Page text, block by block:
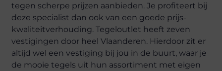
tegen scherpe prijzen aanbieden. Je profiteert bij
deze specialist dan ook van een goede prijs-
kwaliteitverhouding. Tegeloutlet heeft zeven
vestigingen door heel Vlaanderen. Hierdoor zit er
altijd wel een vestiging bij jou in de buurt, waar je
de mooie tegels uit hun assortiment met eigen